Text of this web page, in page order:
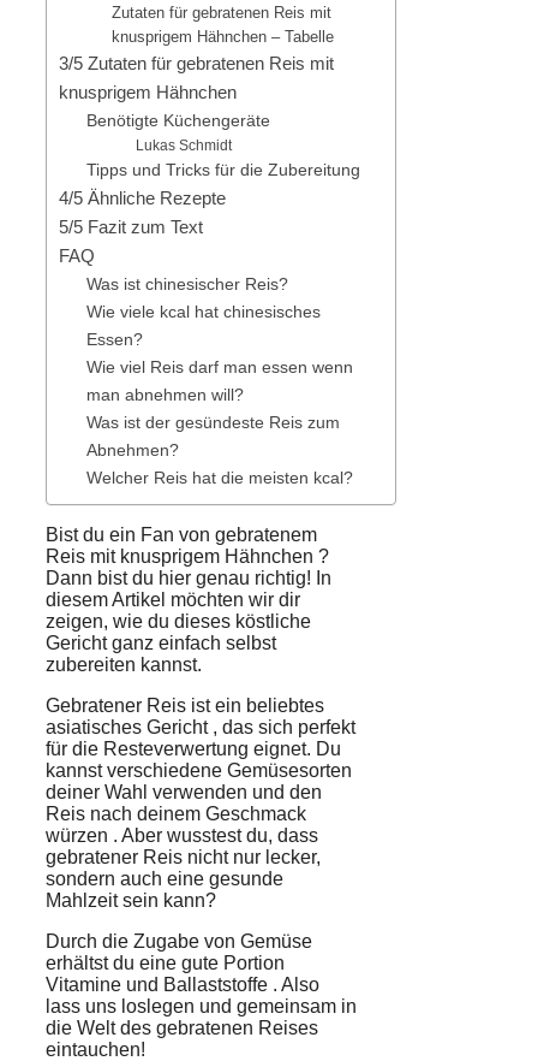
Zutaten für gebratenen Reis mit
knusprigem Hähnchen – Tabelle
3/5 Zutaten für gebratenen Reis mit
knusprigem Hähnchen
Benötigte Küchengeräte
Lukas Schmidt
Tipps und Tricks für die Zubereitung
4/5 Ähnliche Rezepte
5/5 Fazit zum Text
FAQ
Was ist chinesischer Reis?
Wie viele kcal hat chinesisches
Essen?
Wie viel Reis darf man essen wenn
man abnehmen will?
Was ist der gesündeste Reis zum
Abnehmen?
Welcher Reis hat die meisten kcal?
Bist du ein Fan von gebratenem
Reis mit knusprigem Hähnchen ?
Dann bist du hier genau richtig! In
diesem Artikel möchten wir dir
zeigen, wie du dieses köstliche
Gerichtganz einfach selbst
zubereiten kannst.
Gebratener Reis ist ein beliebtes
asiatisches Gericht , das sich perfekt
für die Resteverwertung eignet. Du
kannst verschiedene Gemüsesorten
deiner Wahl verwenden und den
Reis nach deinem Geschmack
würzen . Aber wusstest du, dass
gebratener Reis nicht nur lecker,
sondern auch eine gesunde
Mahlzeitsein kann?
Durch die Zugabe von Gemüse
erhältst du eine gute Portion
Vitamine und Ballaststoffe . Also
lass uns loslegen und gemeinsam in
die Welt des gebratenen Reises
eintauchen!